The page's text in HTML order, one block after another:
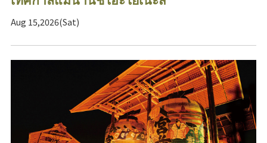
Aug 15,2026(Sat)